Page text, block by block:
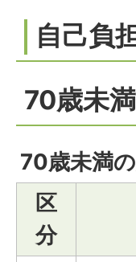
自己負
70歳未
70歳未満
区
分